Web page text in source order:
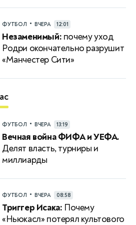
ФУТБОЛ • ВЧЕРА 12:01
Незаменимый: почему уход
Родри окончательно разрушит
«Манчестер Сити»
ФУТБОЛ • ВЧЕРА 13:19
Вечная война ФИФА и УЕФА.
Делят власть, турниры и
миллиарды
ФУТБОЛ • ВЧЕРА 08:58
Триггер Исака: Почему
«Ньюкасл» потерял культового